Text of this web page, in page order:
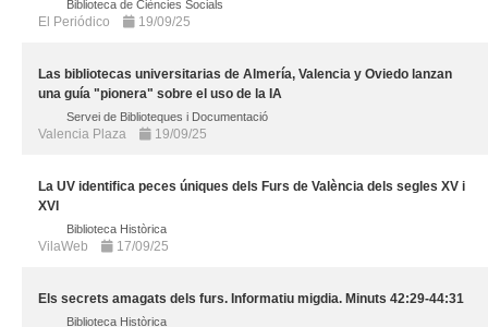
Biblioteca de Ciències Socials
El Periódico 19/09/25
Las bibliotecas universitarias de Almería, Valencia y Oviedo lanzan
una guía "pionera" sobre el uso de la IA
Servei de Biblioteques i Documentació
Valencia Plaza 19/09/25
La UV identifica peces úniques dels Furs de València dels segles XV i
XVI
Biblioteca Històrica
VilaWeb 17/09/25
Els secrets amagats dels furs. Informatiu migdia. Minuts 42:29-44:31
Biblioteca Històrica